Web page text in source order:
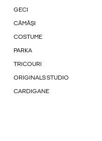
GECI
CĂMĂȘI
COSTUME
PARKA
TRICOURI
ORIGINALS STUDIO
CARDIGANE